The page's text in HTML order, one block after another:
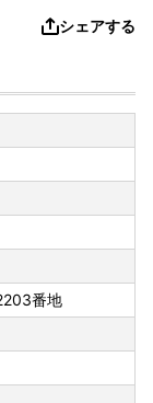
シェアする
番地